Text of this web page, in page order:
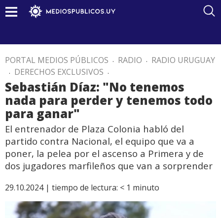
PORTAL MEDIOS PÚBLICOS . RADIO . RADIO URUGUAY
. DERECHOS EXCLUSIVOS .
Sebastián Díaz: "No tenemos
nada para perder y tenemos todo
para ganar"
El entrenador de Plaza Colonia habló del
partido contra Nacional, el equipo que va a
poner, la pelea por el ascenso a Primera y de
dos jugadores marfileños que van a sorprender
29.10.2024 | tiempo de lectura: < 1 minuto